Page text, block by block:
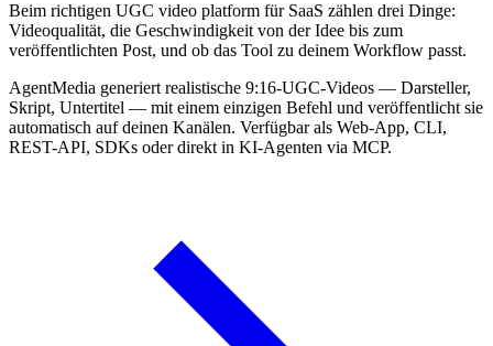
Beim richtigen UGC video platform für SaaS zählen drei Dinge:
Videoqualität, die Geschwindigkeit von der Idee bis zum
veröffentlichten Post, und ob das Tool zu deinem Workflow passt.
AgentMedia generiert realistische 9:16-UGC-Videos — Darsteller,
Skript, Untertitel — mit einem einzigen Befehl und veröffentlicht sie
automatisch auf deinen Kanälen. Verfügbar als Web-App, CLI,
REST-API, SDKs oder direkt in KI-Agenten via MCP.